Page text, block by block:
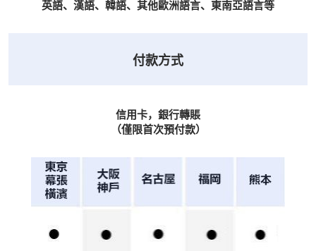
英語、漢語、韓語、其他歐洲語言、東南亞語言等
付款方式
信用卡，銀行轉賬
（僅限首次預付款）